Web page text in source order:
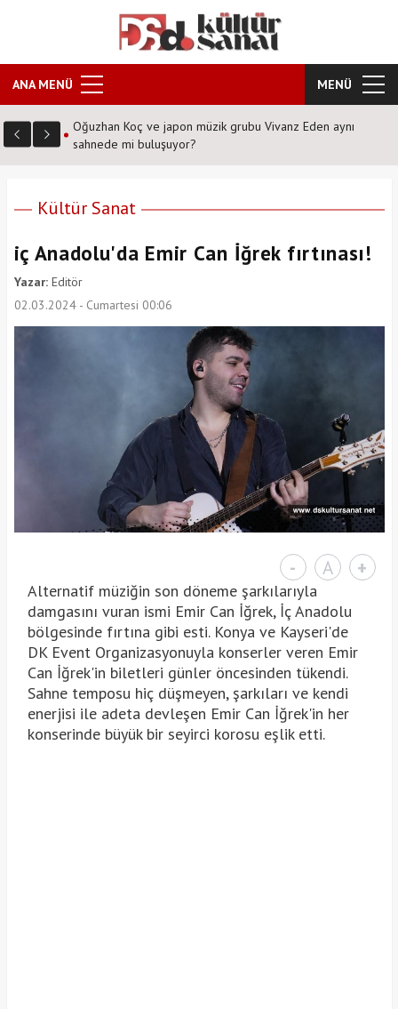
ANA MENÜ MENÜ
aynı
Şafak Sezer'den tiyatroseverlere ''Karanlıkta kumpas''
sürprizi!
Kültür Sanat
iç Anadolu'da Emir Can İğrek fırtınası!
Yazar:Editör
02.03.2024 - Cumartesi 00:06
- A +
Alternatif müziğin son döneme şarkılarıyla
damgasını vuran ismi Emir Can İğrek, İç Anadolu
bölgesinde fırtına gibi esti. Konya ve Kayseri'de
DK Event Organizasyonuyla konserler veren Emir
Can İğrek'in biletleri günler öncesinden tükendi.
Sahne temposu hiç düşmeyen, şarkıları ve kendi
enerjisi ile adeta devleşen Emir Can İğrek'in her
konserinde büyük bir seyirci korosu eşlik etti.